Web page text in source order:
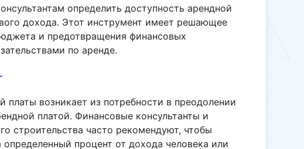
определить доступность арендной
дохода. Этот инструмент имеет решающее
и предотвращения финансовых
по аренде.
платы возникает из потребности в преодолении
платой. Финансовые консультанты и
строительства часто рекомендуют, чтобы
процент от дохода человека или